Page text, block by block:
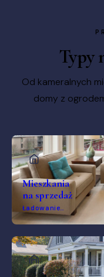
Typy
Od kameralnych
domy z
Mieszkania
na sprzedaż
Ładowanie…